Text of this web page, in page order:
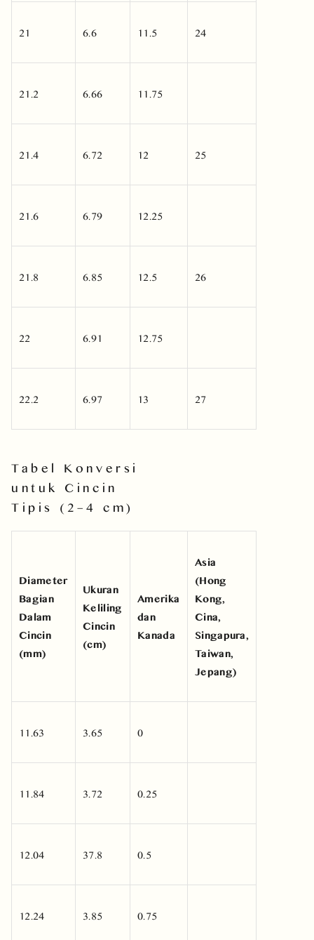
21 6.6 11.5 24
21.2 6.66 11.75
21.4 6.72 12 25
21.6 6.79 12.25
21.8 6.85 12.5 26
22 6.91 12.75
22.2 6.97 13 27
Tabel Konversi
untuk Cincin
Tipis (2–4 cm)
Diameter
Bagian
Dalam
Cincin
(mm)
Ukuran
Keliling
Cincin
(cm)
Amerika
dan
Kanada
Asia
(Hong
Kong,
Cina,
Singapura,
Taiwan,
Jepang)
11.63 3.65 0
11.84 3.72 0.25
12.04 37.8 0.5
12.24 3.85 0.75